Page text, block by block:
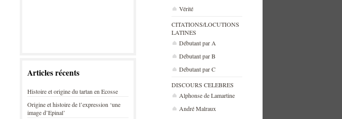
Vérité
CITATIONS/LOCUTIONS
LATINES
Débutant par A
Débutant par B
Débutant par C
DISCOURS CELEBRES
Alphonse de Lamartine
André Malraux
Articles récents
Histoire et origine du tartan en Ecosse
Origine et histoire de l’expression ‘une
image d’Epinal’